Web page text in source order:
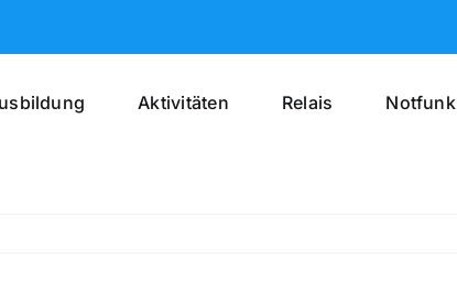
Aktivitäten Relais Notfunk